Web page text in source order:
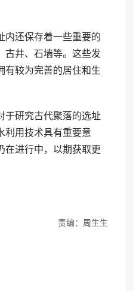
内还保存着一些重要的
古井、石墙等。这些发
有较为完善的居住和生
于研究古代聚落的选址
利用技术具有重要意
在进行中，以期获取更
责编：周生生